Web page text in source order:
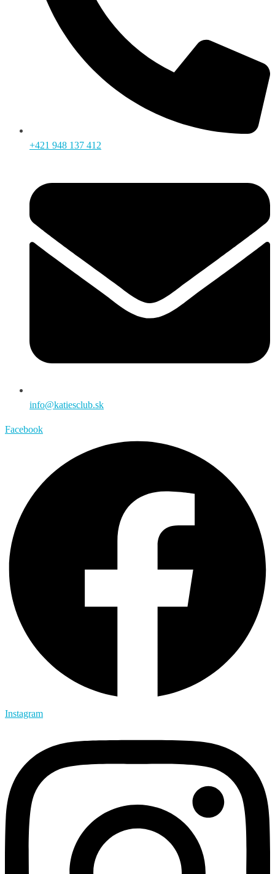
+421 948 137 412
info@katiesclub.sk
Facebook
Instagram